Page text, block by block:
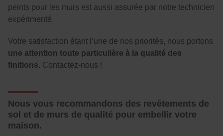
peints pour les murs est aussi assurée par notre technicien
expérimenté.
Votre satisfaction étant l’une de nos priorités, nous portons
une attention toute particulière à la qualité des
finitions. Contactez-nous !
Nous vous recommandons des revêtements de
sol et de murs de qualité pour embellir votre
maison.